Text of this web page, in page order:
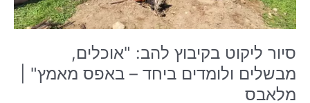
סיור ליקוט בקיבוץ להב: "אוכלים,
מבשלים ולומדים ביחד – באפס מאמץ" |
מלאבס
באפס
מאמץ"
מלאבס